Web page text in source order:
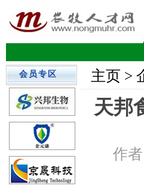
会员专区 主页 >
天邦
作